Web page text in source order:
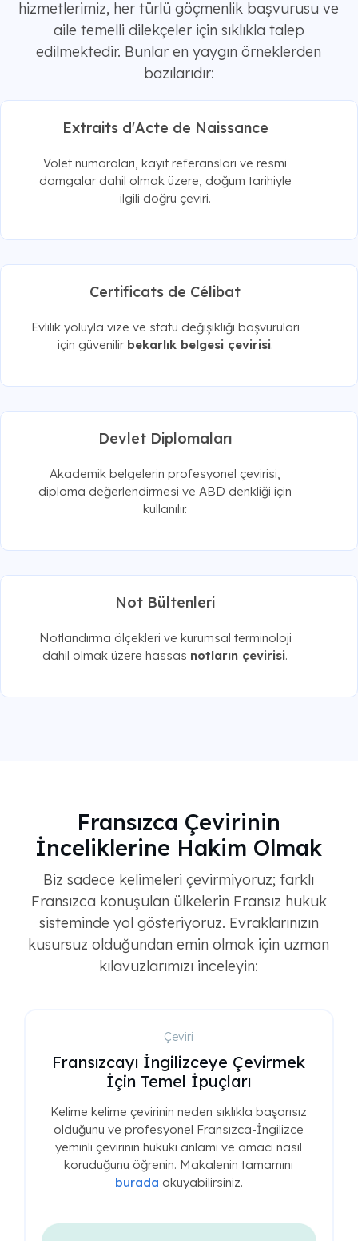
hizmetlerimiz, her türlü göçmenlik başvurusu ve
aile temelli dilekçeler için sıklıkla talep
edilmektedir. Bunlar en yaygın örneklerden
bazılarıdır:
Extraits d'Acte de Naissance
Volet numaraları, kayıt referansları ve resmi
damgalar dahil olmak üzere, doğum tarihiyle
ilgili doğru çeviri.
Certificats de Célibat
Evlilik yoluyla vize ve statü değişikliği başvuruları
için güvenilir bekarlık belgesi çevirisi.
Devlet Diplomaları
Akademik belgelerin profesyonel çevirisi,
diploma değerlendirmesi ve ABD denkliği için
kullanılır.
Not Bültenleri
Notlandırma ölçekleri ve kurumsal terminoloji
dahil olmak üzere hassas notların çevirisi.
Fransızca Çevirinin
İnceliklerine Hakim Olmak
Biz sadece kelimeleri çevirmiyoruz; farklı
Fransızca konuşulan ülkelerin Fransız hukuk
sisteminde yol gösteriyoruz. Evraklarınızın
kusursuz olduğundan emin olmak için uzman
kılavuzlarımızı inceleyin:
Tasdikli Çeviri
İçeriğe Bir Bakış: Fransız Doğum
Belgesi Tercümesi
Fransızca doğum belgesi çevirinizin USCIS'in tüm
gereksinimlerini karşıladığından emin olmak için
adım adım bir kılavuz. Makalenin tamamını
buradaokuyabilirsiniz.